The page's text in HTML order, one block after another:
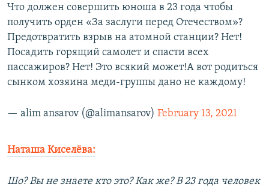
Что должен совершить юноша в 23 года чтобы
получить орден «За заслуги перед Отечеством»?
Предотвратить взрыв на атомной станции? Нет!
Посадить горящий самолет и спасти всех
пассажиров? Нет! Это всякий может!А вот родиться
сынком хозяина меди-группы дано не каждому!
— alim ansarov (@alimansarov) February 13, 2021
Наташа Киселёва:
Шо? Вы не знаете кто это? Как же? В 23 года человек